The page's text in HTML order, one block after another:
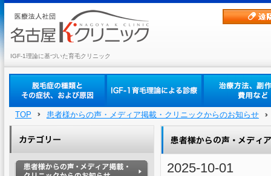
IGF-1理論に基づいた育毛クリニック
TOP 患者様からの声・メディア掲載・クリニックからのお知らせ
2025-10-01